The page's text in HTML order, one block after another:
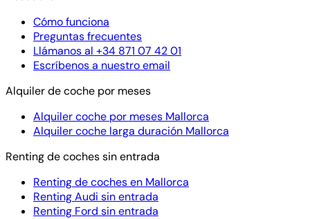
Cómo funciona
Preguntas frecuentes
Llámanos al +34 871 07 42 01
Escríbenos a nuestro email
Alquiler de coche por meses
Alquiler coche por meses Mallorca
Alquiler coche larga duración Mallorca
Renting de coches sin entrada
Renting de coches en Mallorca
Renting Audi sin entrada
Renting Ford sin entrada